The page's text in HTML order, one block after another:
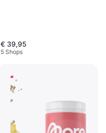
€ 39,95
5 Shops